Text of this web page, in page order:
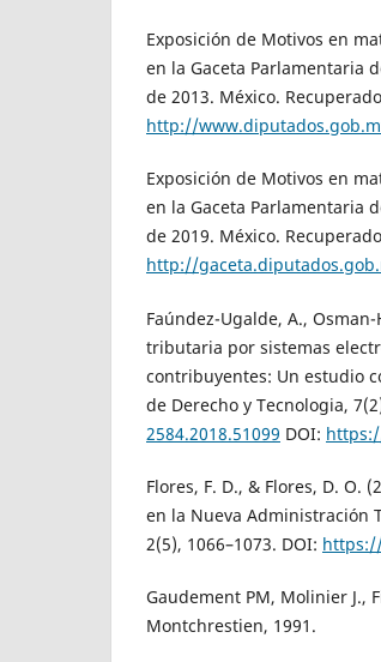
Exposición de Motivos en
en la Gaceta Parlamentaria
de 2013. México.
http://
Exposición de Motivos en
en la Gaceta Parlamentaria
de 2019. México.
http://
Faúndez-Ugalde, A.,
tributaria por sistemas
contribuyentes: Un estudio
de Derecho y Tecnologia,
2584.2018.51099 DOI:
Flores, F. D., & Flores, D. O.
en la Nueva Administración
2(5), 1066–1073. DOI:
Gaudement PM, Molinier J.,
Montchrestien, 1991.